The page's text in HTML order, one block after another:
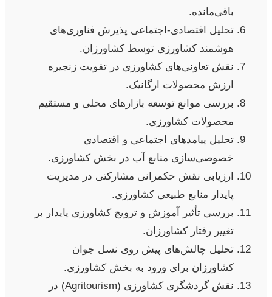
باقی‌مانده.
تحلیل اقتصادی-اجتماعی پذیرش فناوری‌های
هوشمند کشاورزی توسط کشاورزان.
نقش تعاونی‌های کشاورزی در تقویت زنجیره
ارزش محصولات ارگانیک.
بررسی موانع توسعه بازارهای محلی و مستقیم
محصولات کشاورزی.
تحلیل پیامدهای اجتماعی و اقتصادی
خصوصی‌سازی منابع آب در بخش کشاورزی.
ارزیابی نقش حکمرانی مشارکتی در مدیریت
پایدار منابع طبیعی کشاورزی.
بررسی تأثیر آموزش و ترویج کشاورزی پایدار بر
تغییر رفتار کشاورزان.
تحلیل چالش‌های پیش روی نسل جوان
کشاورزان برای ورود به بخش کشاورزی.
نقش گردشگری کشاورزی (Agritourism) در